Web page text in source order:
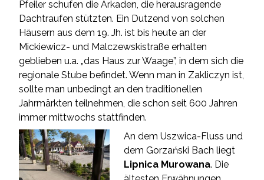
Pfeiler schufen die Arkaden, die herausragende
Dachtraufen stützten. Ein Dutzend von solchen
Häusern aus dem 19. Jh. ist bis heute an der
Mickiewicz- und Malczewskistraße erhalten
geblieben u.a. „das Haus zur Waage”, in dem sich die
regionale Stube befindet. Wenn man in Zakliczyn ist,
sollte man unbedingt an den traditionellen
Jahrmärkten teilnehmen, die schon seit 600 Jahren
immer mittwochs stattfinden.
An dem Uszwica-Fluss und
dem Gorzański Bach liegt
Lipnica Murowana. Die